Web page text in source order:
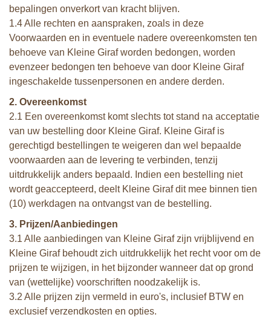
bepalingen onverkort van kracht blijven.
1.4 Alle rechten en aanspraken, zoals in deze
Voorwaarden en in eventuele nadere overeenkomsten ten
behoeve van Kleine Giraf worden bedongen, worden
evenzeer bedongen ten behoeve van door Kleine Giraf
ingeschakelde tussenpersonen en andere derden.
2. Overeenkomst
2.1 Een overeenkomst komt slechts tot stand na acceptatie
van uw bestelling door Kleine Giraf. Kleine Giraf is
gerechtigd bestellingen te weigeren dan wel bepaalde
voorwaarden aan de levering te verbinden, tenzij
uitdrukkelijk anders bepaald. Indien een bestelling niet
wordt geaccepteerd, deelt Kleine Giraf dit mee binnen tien
(10) werkdagen na ontvangst van de bestelling.
3. Prijzen/Aanbiedingen
3.1 Alle aanbiedingen van Kleine Giraf zijn vrijblijvend en
Kleine Giraf behoudt zich uitdrukkelijk het recht voor om de
prijzen te wijzigen, in het bijzonder wanneer dat op grond
van (wettelijke) voorschriften noodzakelijk is.
3.2 Alle prijzen zijn vermeld in euro's, inclusief BTW en
exclusief verzendkosten en opties.